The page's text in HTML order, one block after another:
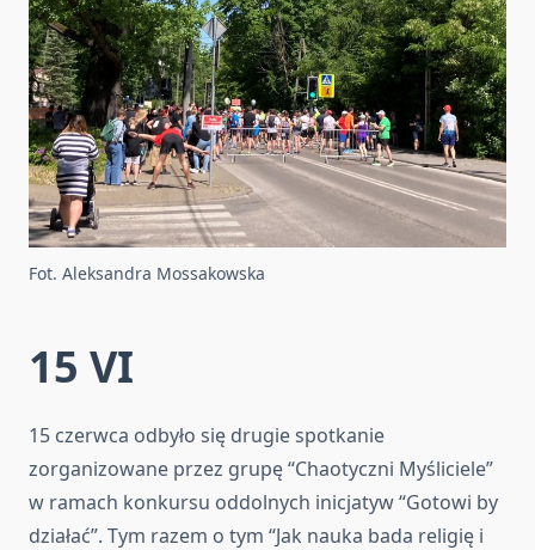
Fot. Aleksandra Mossakowska
15 VI
15 czerwca odbyło się drugie spotkanie
zorganizowane przez grupę “Chaotyczni Myśliciele”
w ramach konkursu oddolnych inicjatyw “Gotowi by
działać”. Tym razem o tym “Jak nauka bada religię i